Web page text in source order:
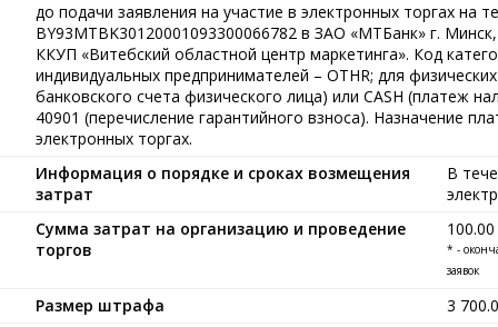
до подачи заявления на участие в электронных торгах на
BY93MTBK30120001093300066782 в ЗАО «МТБанк» г.
ККУП «Витебский областной центр маркетинга». Код
индивидуальных предпринимателей – OTHR; для
банковского счета физического лица) или CASH (платеж
40901 (перечисление гарантийного взноса). Назначение
электронных торгах.
Информация о порядке и сроках возмещения
затрат
В
Сумма затрат на организацию и проведение
торгов
* -
заявок
Размер штрафа 3